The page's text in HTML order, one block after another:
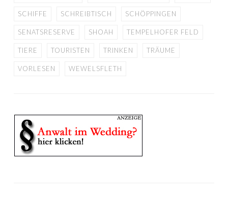
SCHIFFE SCHREIBTISCH SCHÖPPINGEN
SENATSRESERVE SHOAH TEMPELHOFER FELD
TIERE TOURISTEN TRINKEN TRÄUME
VORLESEN WEWELSFLETH